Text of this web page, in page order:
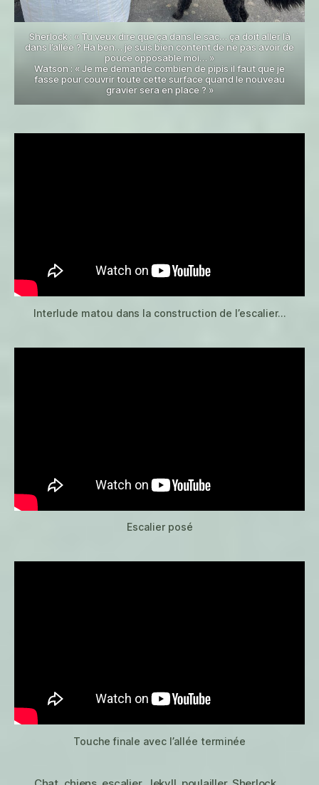
Sherlock : « Tu veux dire que ça dans le sac… ça doit aller là
dans l’allée ? Ha ben… je suis bien content de ne pas avoir de
pouce opposable moi… »
Watson : « Je me demande combien de pipis il faut que je
fasse pour couvrir toute cette surface quand le nouveau
gravier sera en place ? »
Interlude matou dans la construction de l’escalier…
Escalier posé
Touche finale avec l’allée terminée